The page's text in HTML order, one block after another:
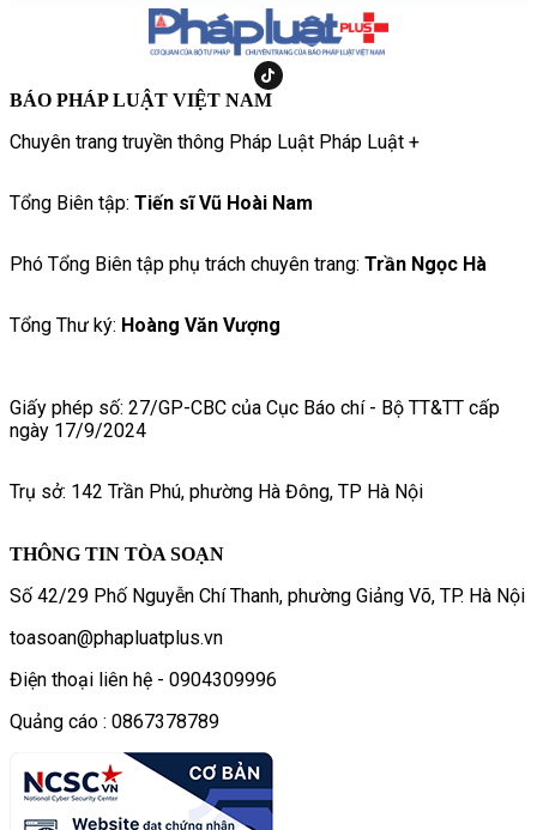
BÁO PHÁP LUẬT VIỆT NAM
Chuyên trang truyền thông Pháp Luật Pháp Luật +
Tổng Biên tập: Tiến sĩ Vũ Hoài Nam
Phó Tổng Biên tập phụ trách chuyên trang: Trần Ngọc Hà
Tổng Thư ký: Hoàng Văn Vượng
Giấy phép số: 27/GP-CBC của Cục Báo chí - Bộ TT&TT cấp
ngày 17/9/2024
Trụ sở: 142 Trần Phú, phường Hà Đông, TP Hà Nội
THÔNG TIN TÒA SOẠN
Số 42/29 Phố Nguyễn Chí Thanh, phường Giảng Võ, TP. Hà Nội
toasoan@phapluatplus.vn
Điện thoại liên hệ - 0904309996
Quảng cáo : 0867378789